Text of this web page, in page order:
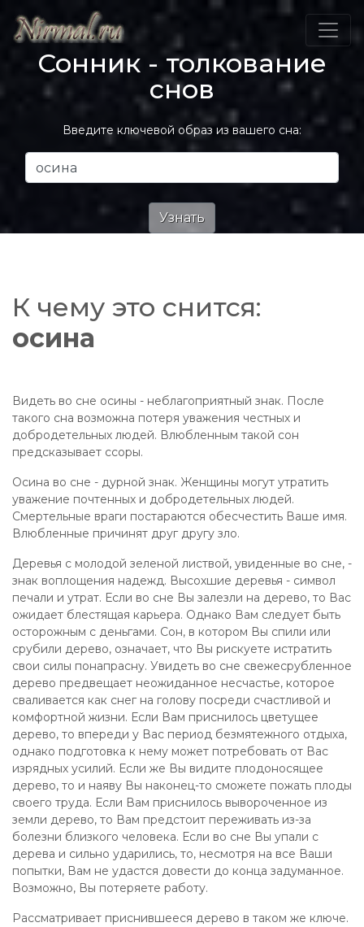
Сонник - толкование
снов
Введите ключевой образ из вашего сна:
К чему это снится:
осина
Видеть во сне осины - неблагоприятный знак. После
такого сна возможна потеря уважения честных и
добродетельных людей. Влюбленным такой сон
предсказывает ссоры.
Осина во сне - дурной знак. Женщины могут утратить
уважение почтенных и добродетельных людей.
Смертельные враги постараются обесчестить Ваше имя.
Влюбленные причинят друг другу зло.
Деревья с молодой зеленой листвой, увиденные во сне, -
знак воплощения надежд. Высохшие деревья - символ
печали и утрат. Если во сне Вы залезли на дерево, то Вас
ожидает блестящая карьера. Однако Вам следует быть
осторожным с деньгами. Сон, в котором Вы спили или
срубили дерево, означает, что Вы рискуете истратить
свои силы понапрасну. Увидеть во сне свежесрубленное
дерево предвещает неожиданное несчастье, которое
сваливается как снег на голову посреди счастливой и
комфортной жизни. Если Вам приснилось цветущее
дерево, то впереди у Вас период безмятежного отдыха,
однако подготовка к нему может потребовать от Вас
изрядных усилий. Если же Вы видите плодоносящее
дерево, то и наяву Вы наконец-то сможете пожать плоды
своего труда. Если Вам приснилось вывороченное из
земли дерево, то Вам предстоит переживать из-за
болезни близкого человека. Если во сне Вы упали с
дерева и сильно ударились, то, несмотря на все Ваши
попытки, Вам не удастся довести до конца задуманное.
Возможно, Вы потеряете работу.
Рассматривает приснившееся дерево в таком же ключе.